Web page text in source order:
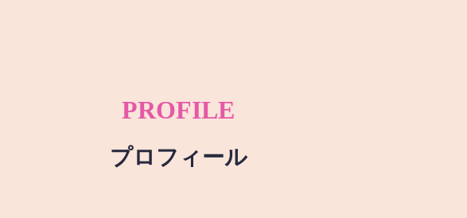
PROFILE
プロフィール